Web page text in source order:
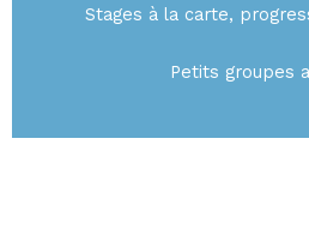
Stages à la carte,
Petits groupes